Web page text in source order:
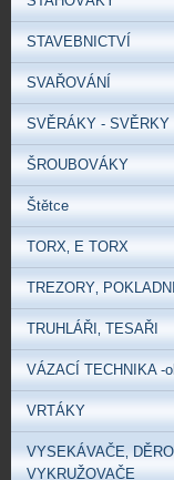
STAVEBNICTVÍ
SVAŘOVÁNÍ
SVĚRÁKY - SVĚRKY
ŠROUBOVÁKY
Štětce
TORX‚ E TORX
TREZORY‚
TRUHLÁŘI‚ TESAŘI
VÁZACÍ TECHNIKA -
VRTÁKY
VYSEKÁVAČE‚
VYKRUŽOVAČE